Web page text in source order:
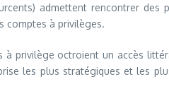
admettent rencontrer
comptes à privilèges.
privilège octroient un accès
les plus stratégiques et les